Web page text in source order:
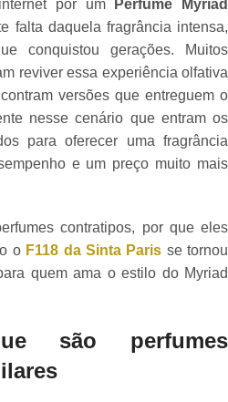
por um
Perfume Myriad
falta daquela fragrância intensa,
conquistou gerações. Muitos
reviver essa experiência olfativa
versões que entreguem o
nesse cenário que entram os
para oferecer uma fragrância
e um preço muito mais
contratipos, por que eles
o F118 da Sinta Paris se tornou
quem ama o estilo do Myriad
são perfumes